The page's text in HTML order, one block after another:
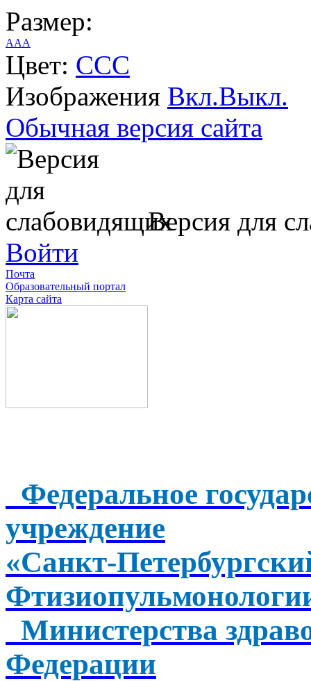
Размер:
AAA
Цвет: CCC
Изображения Вкл.Выкл.
Обычная версия сайта
Версия для
Войти
Почта
Образовательный портал
Карта сайта
Федеральное
учреждение
«Санкт-
Министерства
Федерации